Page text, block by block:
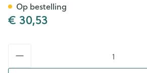
€ 30,53
Op bestelling